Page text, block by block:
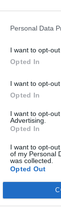
Personal Data
I want to opt-
Opted In
I want to opt-
Opted In
I want to opt-
Advertising.
Opted In
I want to opt-
of my Personal
was collected.
Opted Out
τα πρώτα
είναι.
Κι από
Και πάντα